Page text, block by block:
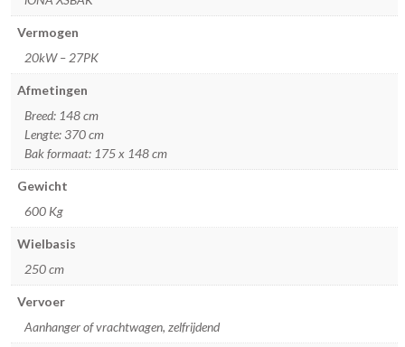
Vermogen
20kW – 27PK
Afmetingen
Breed: 148 cm
Lengte: 370 cm
Bak formaat: 175 x 148 cm
Gewicht
600 Kg
Wielbasis
250 cm
Vervoer
Aanhanger of vrachtwagen, zelfrijdend